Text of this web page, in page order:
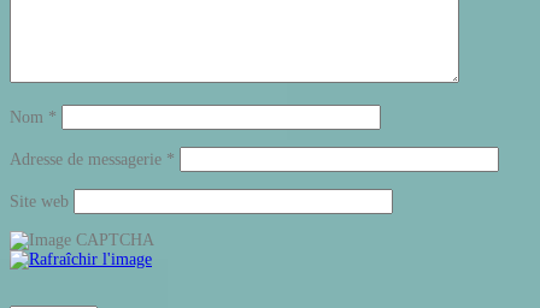
Nom *
Adresse de messagerie *
Site web